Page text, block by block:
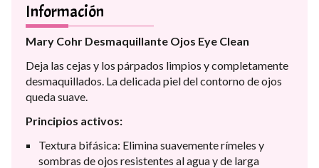
Información
Mary Cohr Desmaquillante Ojos Eye Clean
Deja las cejas y los párpados limpios y completamente
desmaquillados. La delicada piel del contorno de ojos
queda suave.
Principios activos:
Textura bifásica: Elimina suavemente rímeles y
sombras de ojos resistentes al agua y de larga